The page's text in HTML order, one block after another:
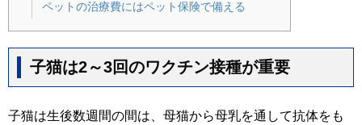
ペットの治療費にはペット保険で備える
子猫は2～3回のワクチン接種が重要
子猫は生後数週間の間は、母猫から母乳を通して抗体をも